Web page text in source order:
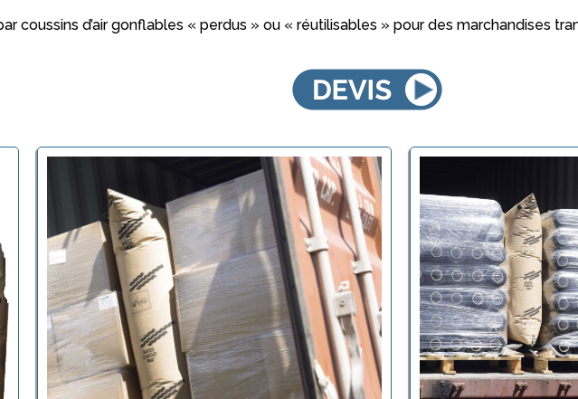
coussins d’air gonflables « perdus » ou « réutilisables » pour des marchandises